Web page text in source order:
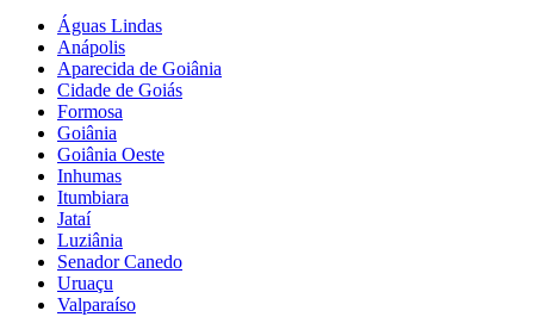
Águas Lindas
Anápolis
Aparecida de Goiânia
Cidade de Goiás
Formosa
Goiânia
Goiânia Oeste
Inhumas
Itumbiara
Jataí
Luziânia
Senador Canedo
Uruaçu
Valparaíso